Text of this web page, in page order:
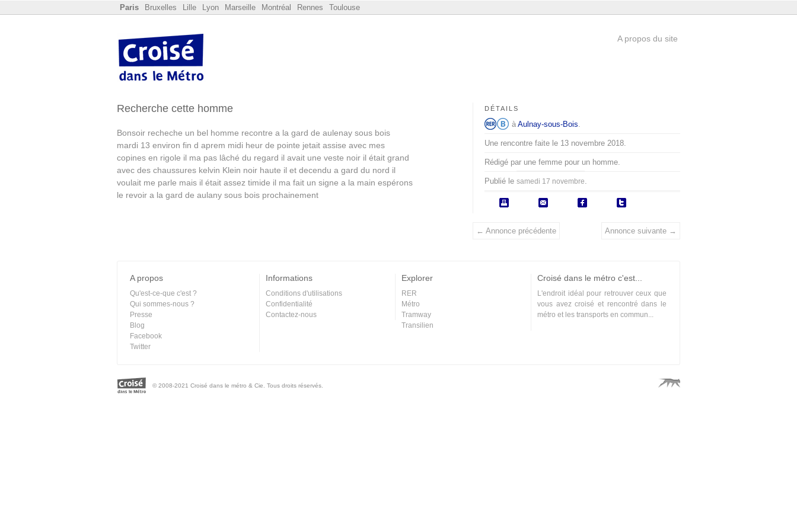
Paris Bruxelles Lille Lyon Marseille Montréal Rennes Toulouse
A propos du site
Recherche cette homme
Bonsoir recheche un bel homme recontre a la gard de aulenay sous bois
mardi 13 environ fin d aprem midi heur de pointe jetait assise avec mes
copines en rigole il ma pas lâché du regard il avait une veste noir il était grand
avec des chaussures kelvin Klein noir haute il et decendu a gard du nord il
voulait me parle mais il était assez timide il ma fait un signe a la main espérons
le revoir a la gard de aulany sous bois prochainement
DÉTAILS
à Aulnay-sous-Bois.
Une rencontre faite le 13 novembre 2018.
Rédigé par une femme pour un homme.
Publié le samedi 17 novembre.
← Annonce précédente Annonce suivante →
A propos
Qu'est-ce-que c'est ?
Qui sommes-nous ?
Presse
Blog
Facebook
Twitter
Informations
Conditions d'utilisations
Confidentialité
Contactez-nous
Explorer
RER
Métro
Tramway
Transilien
Croisé dans le métro c'est...
L'endroit idéal pour retrouver ceux que
vous avez croisé et rencontré dans le
métro et les transports en commun...
© 2008-2021 Croisé dans le métro & Cie. Tous droits réservés.